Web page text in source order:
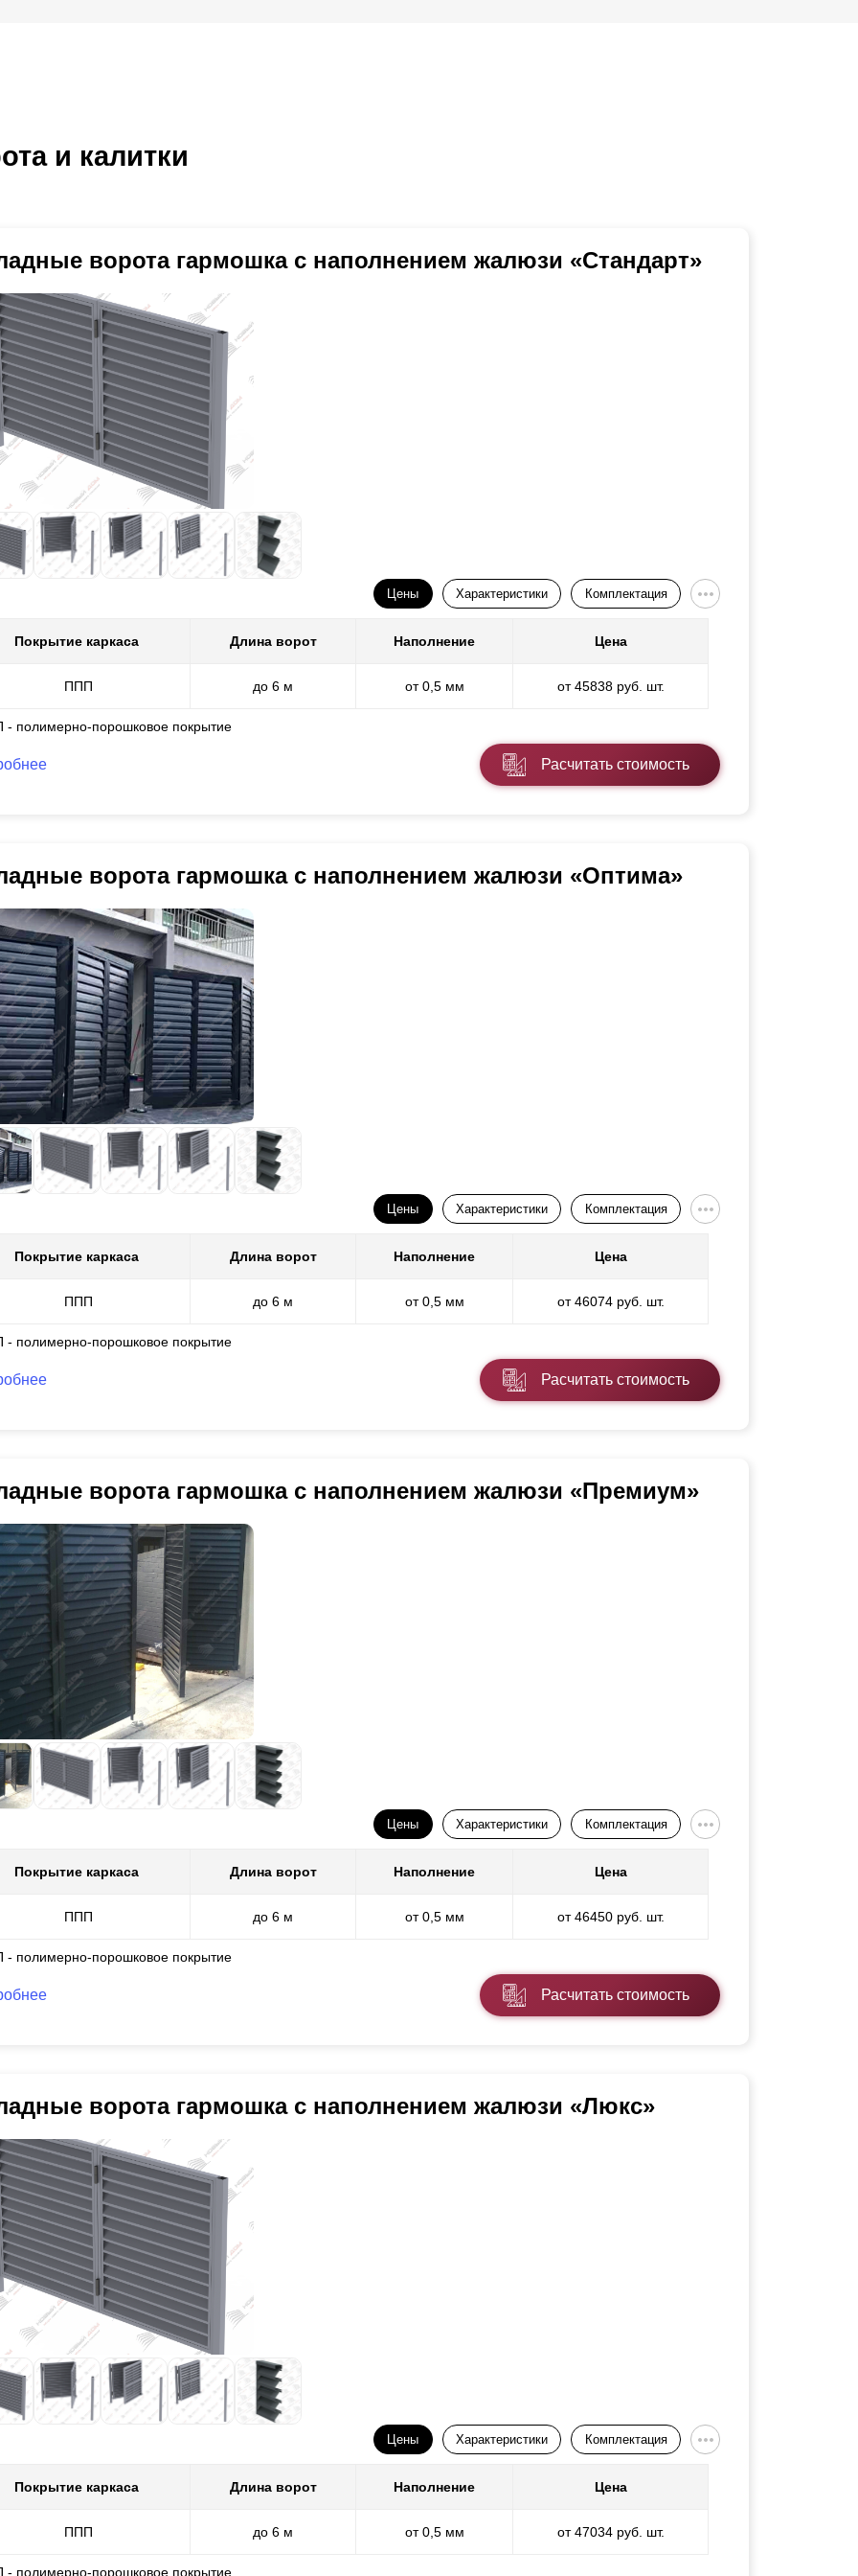
и калитки
ворота гармошка с наполнением жалюзи «Стандарт»
Цены Характеристики Комплектация
Покрытие каркаса Длина ворот Наполнение Цена
ППП до 6 м от 0,5 мм от 45838 руб. шт.
- полимерно-порошковое покрытие
Расчитать стоимость
ворота гармошка с наполнением жалюзи «Оптима»
Цены Характеристики Комплектация
Покрытие каркаса Длина ворот Наполнение Цена
ППП до 6 м от 0,5 мм от 46074 руб. шт.
- полимерно-порошковое покрытие
Расчитать стоимость
ворота гармошка с наполнением жалюзи «Премиум»
Цены Характеристики Комплектация
Покрытие каркаса Длина ворот Наполнение Цена
ППП до 6 м от 0,5 мм от 46450 руб. шт.
- полимерно-порошковое покрытие
Расчитать стоимость
ворота гармошка с наполнением жалюзи «Люкс»
Цены Характеристики Комплектация
Покрытие каркаса Длина ворот Наполнение Цена
ППП до 6 м от 0,5 мм от 47034 руб. шт.
- полимерно-порошковое покрытие